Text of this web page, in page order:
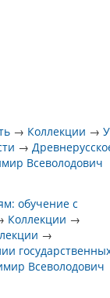
→ Коллекции →У
→
Всеволодович
обучение с
Коллекции →
→
Всеволодович